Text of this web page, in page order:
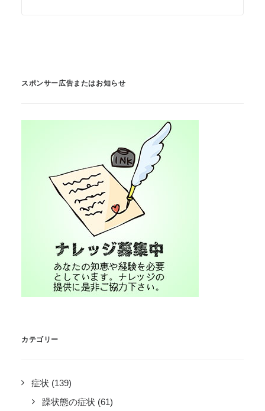
スポンサー広告またはお知らせ
カテゴリー
症状 (139)
躁状態の症状 (61)